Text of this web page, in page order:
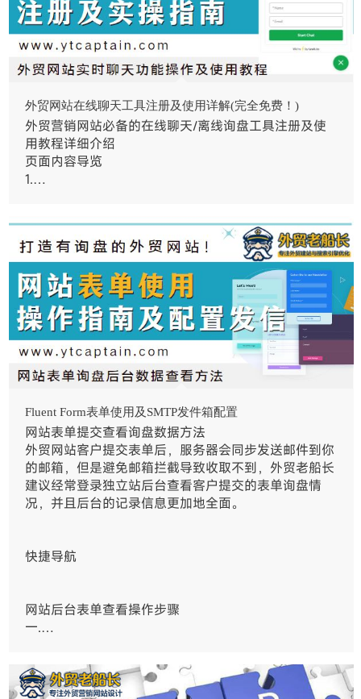
外贸网站在线聊天工具注册及使用详解(完全免费！)
外贸营销网站必备的在线聊天/离线询盘工具注册及使
用教程详细介绍
页面内容导览
1.…
Fluent Form表单使用及SMTP发件箱配置
网站表单提交查看询盘数据方法
外贸网站客户提交表单后，服务器会同步发送邮件到你
的邮箱，但是避免邮箱拦截导致收取不到，外贸老船长
建议经常登录独立站后台查看客户提交的表单询盘情
况，并且后台的记录信息更加地全面。
快捷导航
网站后台表单查看操作步骤
一.…